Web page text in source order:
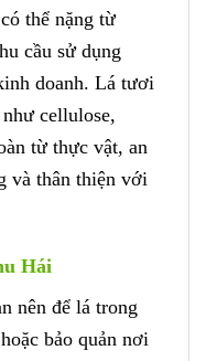
thể nặng từ
cầu sử dụng
doanh. Lá tươi
cellulose,
từ thực vật, an
và thân thiện với
Hái
nên để lá trong
bảo quản nơi